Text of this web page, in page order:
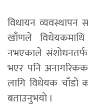
विधायन व्यवस्थापन
खाँणले
नभएकाले
भएर पनि
लागि विधेयक चाँडो
बताउनुभयो ।